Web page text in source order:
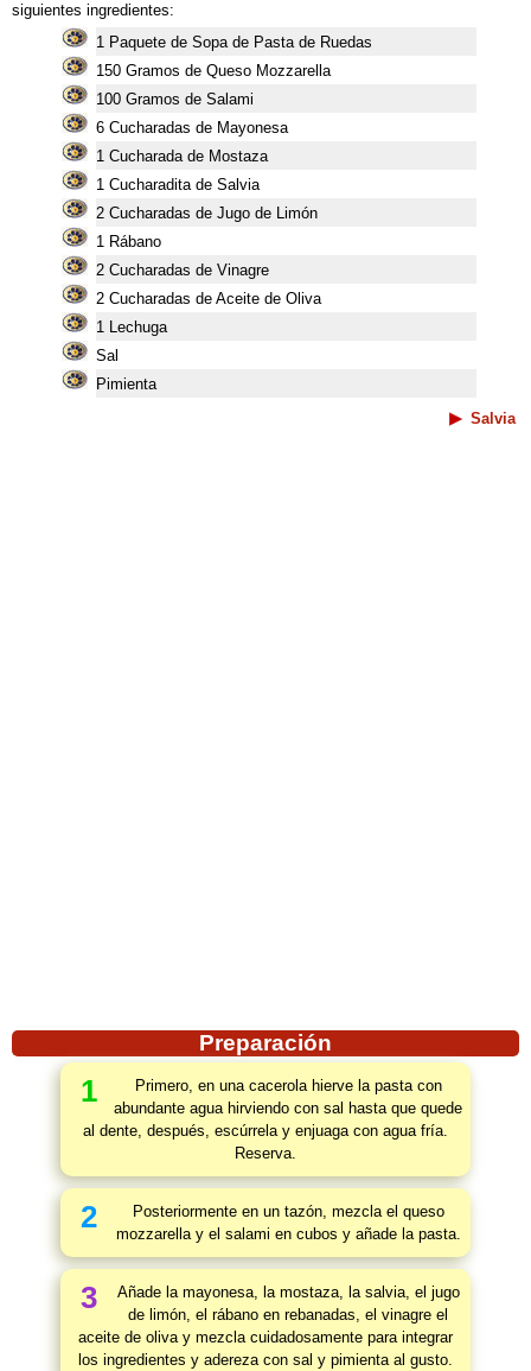
siguientes ingredientes:
1 Paquete de Sopa de Pasta de Ruedas
150 Gramos de Queso Mozzarella
100 Gramos de Salami
6 Cucharadas de Mayonesa
1 Cucharada de Mostaza
1 Cucharadita de Salvia
2 Cucharadas de Jugo de Limón
1 Rábano
2 Cucharadas de Vinagre
2 Cucharadas de Aceite de Oliva
1 Lechuga
Sal
Pimienta
Salvia
Preparación
1
Primero, en una cacerola hierve la pasta con
abundante agua hirviendo con sal hasta que quede
al dente, después, escúrrela y enjuaga con agua fría.
Reserva.
2
Posteriormente en un tazón, mezcla el queso
mozzarella y el salami en cubos y añade la pasta.
3
Añade la mayonesa, la mostaza, la salvia, el jugo
de limón, el rábano en rebanadas, el vinagre el
aceite de oliva y mezcla cuidadosamente para integrar
los ingredientes y adereza con sal y pimienta al gusto.